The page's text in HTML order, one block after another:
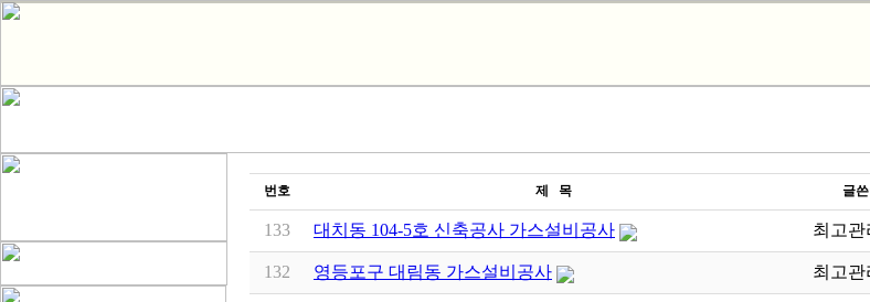
번호 제 목 글쓴
133 대치동 104-5호 신축공사 가스설비공사 최고관
132 영등포구 대림동 가스설비공사 최고관